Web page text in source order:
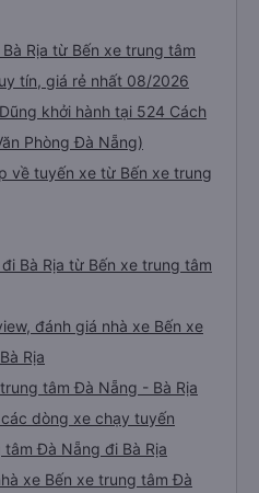
Rịa từ Bến xe trung tâm
tín, giá rẻ nhất 08/2026
khởi hành tại 524 Cách
Phòng Đà Nẵng)
về tuyến xe từ Bến xe trung
Bà Rịa từ Bến xe trung tâm
đánh giá nhà xe Bến xe
Rịa
tâm Đà Nẵng - Bà Rịa
dòng xe chạy tuyến
Đà Nẵng đi Bà Rịa
xe Bến xe trung tâm Đà